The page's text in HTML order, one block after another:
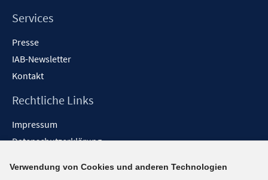
Services
Presse
IAB-Newsletter
Kontakt
Rechtliche Links
Impressum
Datenschutzerklärung
Barrieren melden
Verwendung von Cookies und anderen Technologien